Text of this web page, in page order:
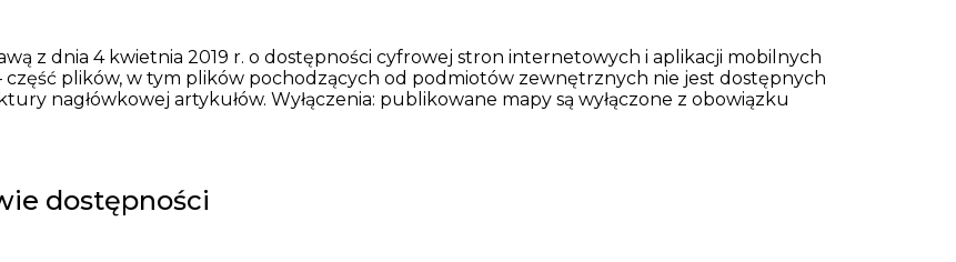
z dnia 4 kwietnia 2019 r. o dostępności cyfrowej stron internetowych i aplikacji mobilnych
plików, w tym plików pochodzących od podmiotów zewnętrznych nie jest dostępnych
nagłówkowej artykułów. Wyłączenia: publikowane mapy są wyłączone z obowiązku
dostępności